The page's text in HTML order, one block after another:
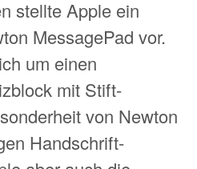
stellte Apple ein
MessagePad vor.
um einen
mit Stift-
von Newton
Handschrift-